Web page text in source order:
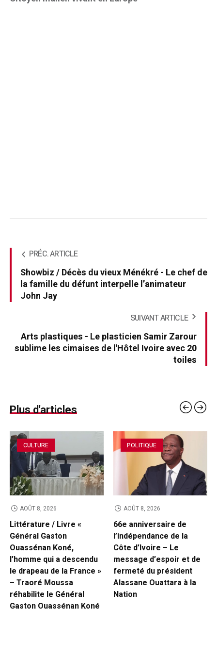
PRÉC. ARTICLE
Showbiz / Décès du vieux Ménékré - Le chef de
la famille du défunt interpelle l’animateur
John Jay
SUIVANT ARTICLE
Arts plastiques - Le plasticien Samir Zarour
sublime les cimaises de l'Hôtel Ivoire avec 20
toiles
Plus d'articles
CULTURE
AOÛT 8, 2026
Littérature / Livre «
Général Gaston
Ouassénan Koné,
l’homme qui a descendu
le drapeau de la France »
– Traoré Moussa
réhabilite le Général
Gaston Ouassénan Koné
POLITIQUE
AOÛT 8, 2026
66e anniversaire de
l’indépendance de la
Côte d’Ivoire – Le
message d’espoir et de
fermeté du président
Alassane Ouattara à la
Nation